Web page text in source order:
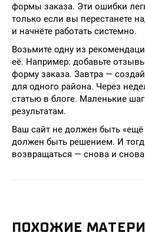
формы заказа. Эти ошибки
только если вы перестанете
и начнёте работать системно.
Возьмите одну из
её. Например: добавьте
форму заказа. Завтра —
для одного района. Через
статью в блоге. Маленькие
результатам.
Ваш сайт не должен быть
должен быть решением. И
возвращаться — снова и
ПОХОЖИЕ